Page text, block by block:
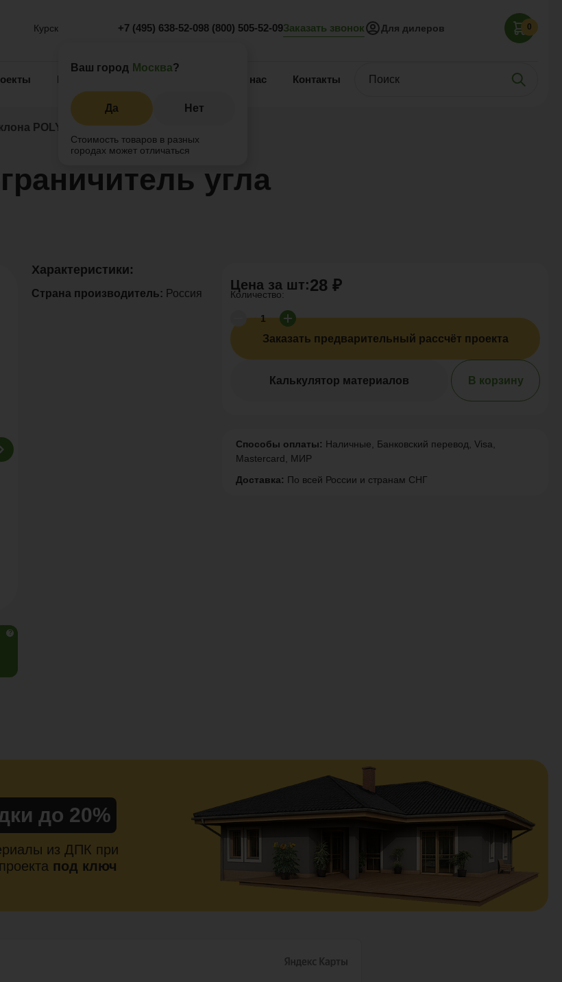
Курск
Ваш город Москва?
Да Нет
Стоимость товаров в разных
городах может отличаться
+7 (495) 638-52-098 (800) 505-52-09Заказать звонок Для дилеров 0
Информация О нас Контакты
POLYWOOD™
угла
?
Цена за шт:28 ₽
Количество:
Заказать предварительный рассчёт проекта
Калькулятор материалов В корзину
Способы оплаты: Наличные, Банковский перевод, Visa,
Mastercard, МИР
Доставка: По всей России и странам СНГ
Характеристики:
Страна производитель: Россия
до 20%
из ДПК при
под ключ